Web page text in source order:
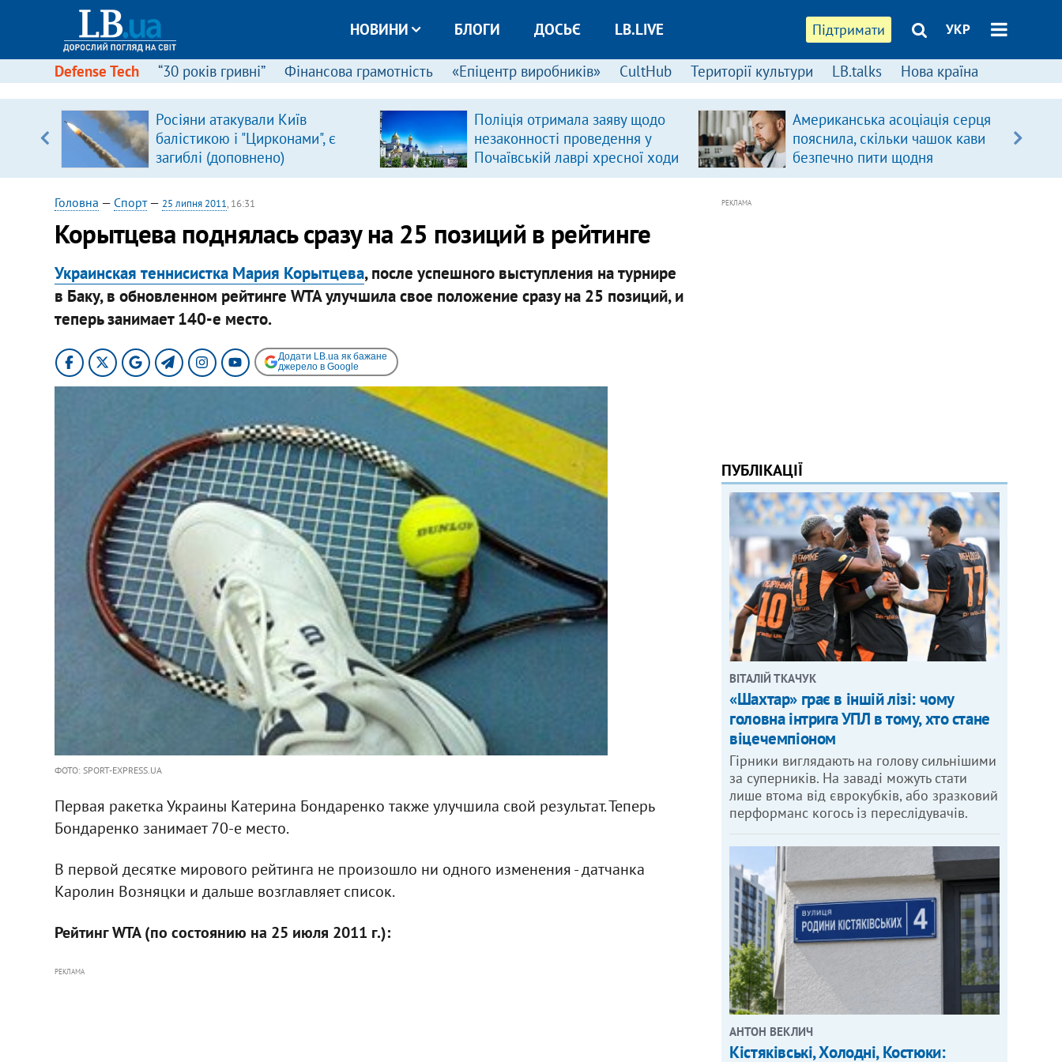
Підтримати УКР
НОВИНИ БЛОГИ ДОСЬЄ LB.LIVE
Defense Tech “30 років гривні” Фінансова грамотність «Епіцентр виробників» CultHub Території культури LB.talks Нова країна
Росіяни атакували Київ
балістикою і "Цирконами", є
загиблі (доповнено)
Поліція отримала заяву щодо
незаконності проведення у
Почаївській лаврі хресної ходи
Американська асоціація серця
пояснила, скільки чашок кави
безпечно пити щодня
Головна — Спорт— 25 липня 2011, 16:31
Корытцева поднялась сразу на 25 позиций в рейтинге
Украинская теннисистка Мария Корытцева, после успешного выступления на турнире
в Баку, в обновленном рейтинге WTA улучшила свое положение сразу на 25 позиций, и
теперь занимает 140-е место.
Додати LB.ua як бажане
джерело в Google
ФОТО: SPORT-EXPRESS.UA
Первая ракетка Украины Катерина Бондаренко также улучшила свой результат. Теперь
Бондаренко занимает 70-е место.
В первой десятке мирового рейтинга не произошло ни одного изменения - датчанка
Каролин Возняцки и дальше возглавляет список.
Рейтинг WTA (по состоянию на 25 июля 2011 г.):
РЕКЛАМА
РЕКЛАМА
ПУБЛІКАЦІЇ
ВІТАЛІЙ ТКАЧУК
«Шахтар» грає в іншій лізі: чому
головна інтрига УПЛ в тому, хто стане
віцечемпіоном
Гірники виглядають на голову сильнішими
за суперників. На заваді можуть стати
лише втома від єврокубків, або зразковий
перформанс когось із переслідувачів.
АНТОН ВЕКЛИЧ
Кістяківські, Холодні, Костюки: